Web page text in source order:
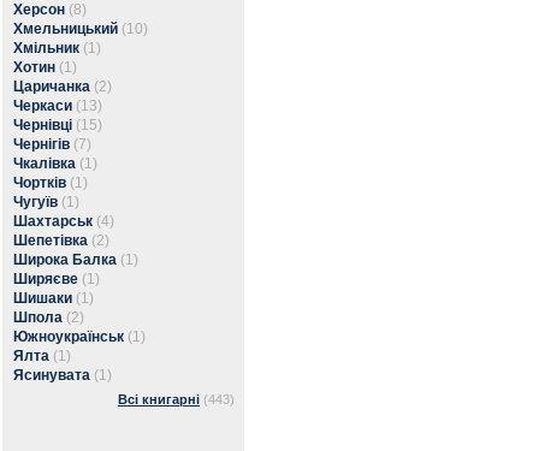
Херсон (8)
Хмельницький (10)
Хмільник (1)
Хотин (1)
Царичанка (2)
Черкаси (13)
Чернівці (15)
Чернігів (7)
Чкалівка (1)
Чортків (1)
Чугуїв (1)
Шахтарськ (4)
Шепетівка (2)
Широка Балка (1)
Ширяєве (1)
Шишаки (1)
Шпола (2)
Южноукраїнськ (1)
Ялта (1)
Ясинувата (1)
Всі книгарні (443)